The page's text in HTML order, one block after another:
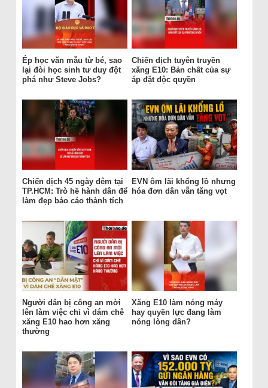
Ép học văn mẫu từ bé, sao
lại đòi học sinh tư duy đột
phá như Steve Jobs?
Chiến dịch tuyên truyền
xăng E10: Bản chất của sự
áp đặt độc quyền
Chiến dịch 45 ngày đêm tại
TP.HCM: Trò hề hành dân để
làm đẹp báo cáo thành tích
EVN ôm lãi khổng lồ nhưng
hóa đơn dân vẫn tăng vọt
Người dân bị công an mời
lên làm việc chỉ vì dám chê
xăng E10 hao hơn xăng
thường
Xăng E10 làm nóng máy
hay quyền lực đang làm
nóng lòng dân?